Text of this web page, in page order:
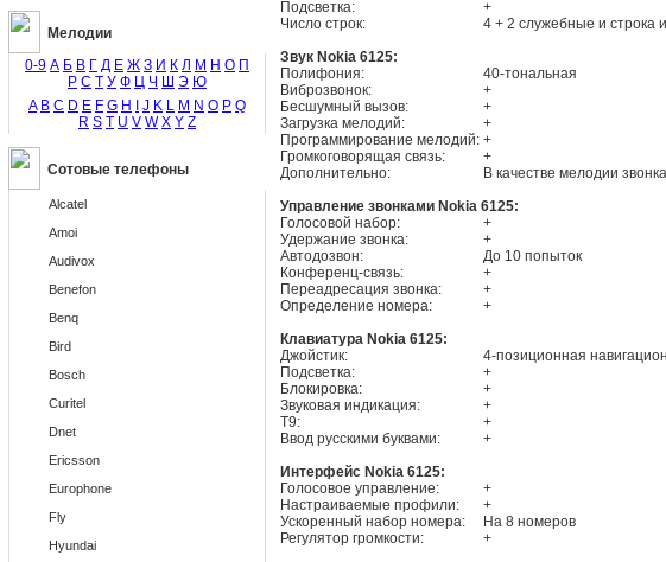
Мелодии
0-9 А Б В Г Д Е Ж З И К Л М Н О П
Р С Т У Ф Ц Ч Ш Э Ю
A B C D E F G H J K L M N O P Q
R S T U V W X Y Z
Сотовые телефоны
Alcatel
Amoi
Audivox
Benefon
Benq
Bird
Bosch
Curitel
Dnet
Ericsson
Europhone
Fly
Hyundai
Подсветка:
+
Число строк:
4 + 2 служебные и строка
Звук Nokia 6125:
Полифония:
40-тональная
Виброзвонок:
+
Бесшумный вызов:
+
Загрузка мелодий:
+
Программирование мелодий: +
Громкоговорящая связь:
+
Дополнительно:
В качестве мелодии
Управление звонками Nokia 6125:
Голосовой набор:
+
Удержание звонка:
+
Автодозвон:
До 10 попыток
Конференц-связь:
+
Переадресация звонка:
+
Определение номера:
+
Клавиатура Nokia 6125:
Джойстик:
4-позиционная
Подсветка:
+
Блокировка:
+
Звуковая индикация:
+
T9:
+
Ввод русскими буквами:
+
Интерфейс Nokia 6125:
Голосовое управление:
+
Настраиваемые профили:
+
Ускоренный набор номера:
На 8 номеров
Регулятор громкости:
+